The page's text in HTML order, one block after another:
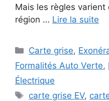
Mais les règles varient
région … Lire la suite
Catégories
Carte grise,
Formalités Auto Verte,
Électrique
Étiquettes
carte grise EV,